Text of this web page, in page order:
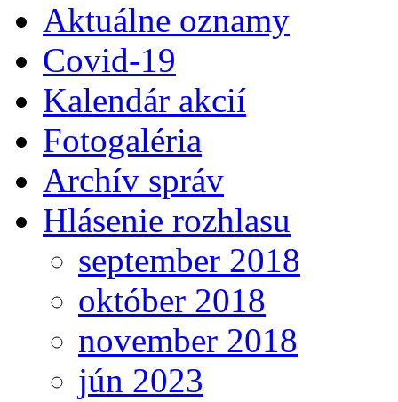
Aktuálne oznamy
Covid-19
Kalendár akcií
Fotogaléria
Archív správ
Hlásenie rozhlasu
september 2018
október 2018
november 2018
jún 2023